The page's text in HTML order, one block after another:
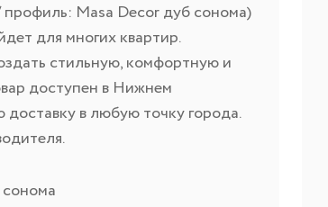
Masa Decor дуб сонома)
для многих квартир.
стильную, комфортную и
доступен в Нижнем
в любую точку города.